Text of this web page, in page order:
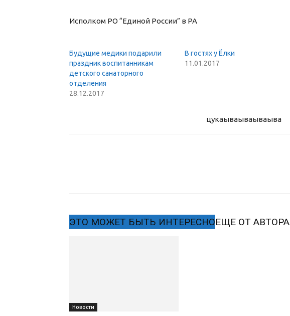
Исполком РО “Единой России” в РА
Будущие медики подарили
праздник воспитанникам
детского санаторного
отделения
28.12.2017
В гостях у Ёлки
11.01.2017
цукаываываываыва
ЭТО МОЖЕТ БЫТЬ ИНТЕРЕСНОЕЩЕ ОТ АВТОРА
Новости